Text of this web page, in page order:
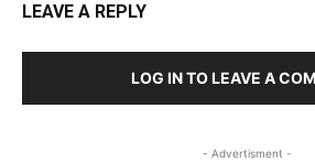
LEAVE A REPLY
LOG IN TO LEAVE A
- Advertisment -